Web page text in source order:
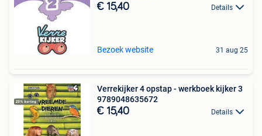
€ 15,40 Details
Bezoek website 31 aug 25
Verrekijker 4 opstap - werkboek kijker 3
9789048635672
€ 15,40 Details